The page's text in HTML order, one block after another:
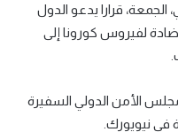
قرارا يدعو الدول
لفيروس كورونا إلى
الأمن الدولي السفيرة
في نيويورك.